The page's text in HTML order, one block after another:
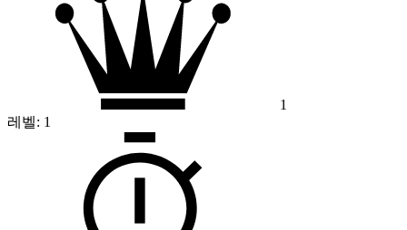
1
레벨: 1